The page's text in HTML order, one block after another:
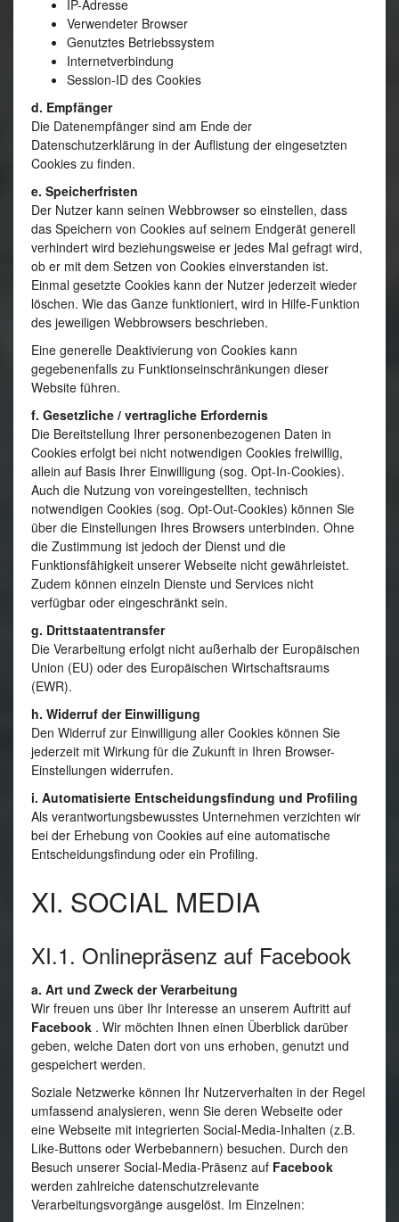
IP-Adresse
Verwendeter Browser
Genutztes Betriebssystem
Internetverbindung
Session-ID des Cookies
d. Empfänger
Die Datenempfänger sind am Ende der
Datenschutzerklärung in der Auflistung der eingesetzten
Cookies zu finden.
e. Speicherfristen
Der Nutzer kann seinen Webbrowser so einstellen, dass
das Speichern von Cookies auf seinem Endgerät generell
verhindert wird beziehungsweise er jedes Mal gefragt wird,
ob er mit dem Setzen von Cookies einverstanden ist.
Einmal gesetzte Cookies kann der Nutzer jederzeit wieder
löschen. Wie das Ganze funktioniert, wird in Hilfe-Funktion
des jeweiligen Webbrowsers beschrieben.
Eine generelle Deaktivierung von Cookies kann
gegebenenfalls zu Funktionseinschränkungen dieser
Website führen.
f. Gesetzliche / vertragliche Erfordernis
Die Bereitstellung Ihrer personenbezogenen Daten in
Cookies erfolgt bei nicht notwendigen Cookies freiwillig,
allein auf Basis Ihrer Einwilligung (sog. Opt-In-Cookies).
Auch die Nutzung von voreingestellten, technisch
notwendigen Cookies (sog. Opt-Out-Cookies) können Sie
über die Einstellungen Ihres Browsers unterbinden. Ohne
die Zustimmung ist jedoch der Dienst und die
Funktionsfähigkeit unserer Webseite nicht gewährleistet.
Zudem können einzeln Dienste und Services nicht
verfügbar oder eingeschränkt sein.
g. Drittstaatentransfer
Die Verarbeitung erfolgt nicht außerhalb der Europäischen
Union (EU) oder des Europäischen Wirtschaftsraums
(EWR).
h. Widerruf der Einwilligung
Den Widerruf zur Einwilligung aller Cookies können Sie
jederzeit mit Wirkung für die Zukunft in Ihren Browser-
Einstellungen widerrufen.
i. Automatisierte Entscheidungsfindung und Profiling
Als verantwortungsbewusstes Unternehmen verzichten wir
bei der Erhebung von Cookies auf eine automatische
Entscheidungsfindung oder ein Profiling.
XI. SOCIAL MEDIA
XI.1. Onlinepräsenz auf Facebook
a. Art und Zweck der Verarbeitung
Wir freuen uns über Ihr Interesse an unserem Auftritt auf
Facebook . Wir möchten Ihnen einen Überblick darüber
geben, welche Daten dort von uns erhoben, genutzt und
gespeichert werden.
Soziale Netzwerke können Ihr Nutzerverhalten in der Regel
umfassend analysieren, wenn Sie deren Webseite oder
eine Webseite mit integrierten Social-Media-Inhalten (z.B.
Like-Buttons oder Werbebannern) besuchen. Durch den
Besuch unserer Social-Media-Präsenz auf Facebook
werden zahlreiche datenschutzrelevante
Verarbeitungsvorgänge ausgelöst. Im Einzelnen: